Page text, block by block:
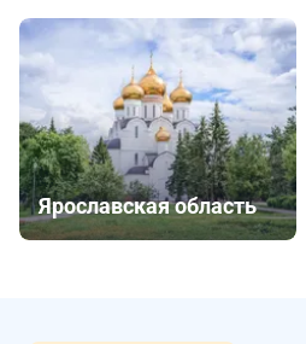
Ярославская область